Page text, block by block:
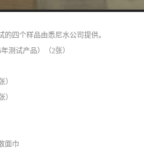
的四个样品由悉尼水公司提供。
测试产品）（2张）
）
）
面巾